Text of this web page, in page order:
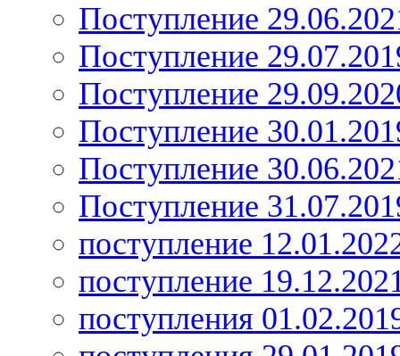
Поступление
Поступление
Поступление
Поступление
Поступление
Поступление
поступление
поступление
поступления